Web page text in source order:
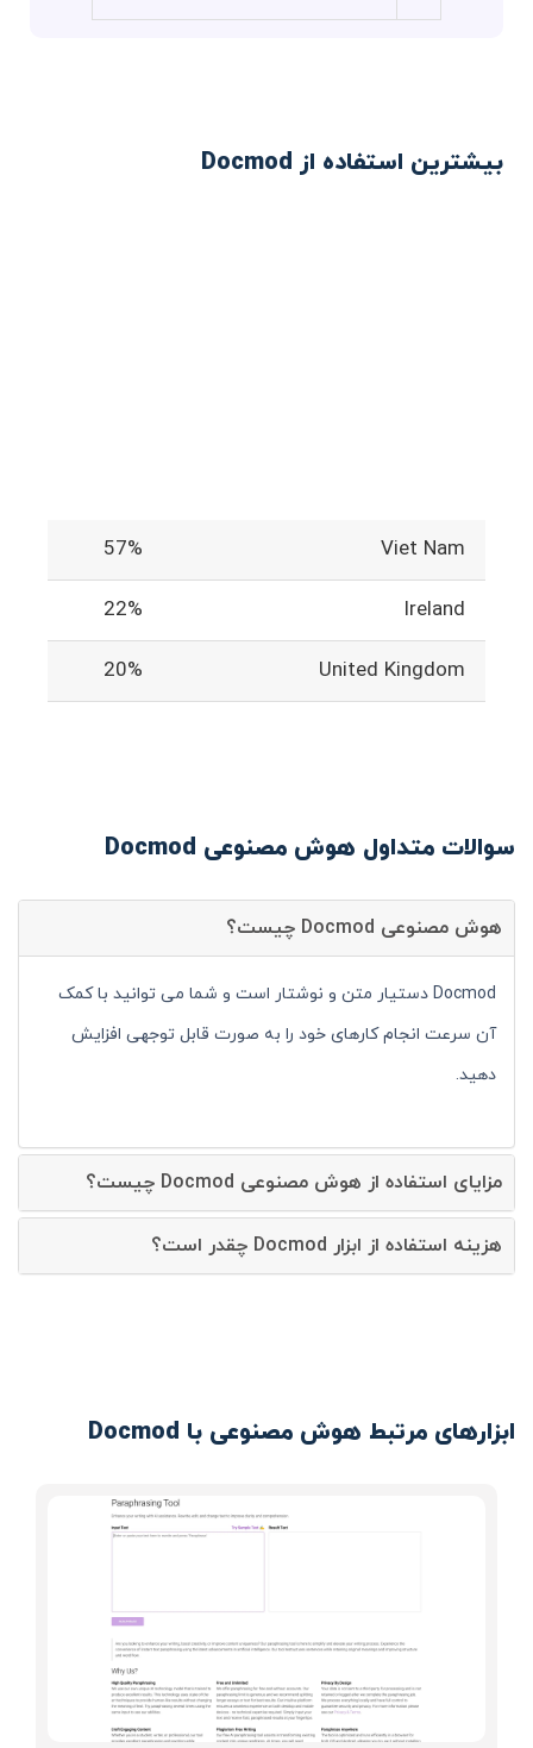
بیشترین استفاده از Docmod
Viet Nam
57%
Ireland
22%
United Kingdom
20%
سوالات متداول هوش مصنوعی Docmod
هوش مصنوعی Docmod چیست؟
Docmod دستیار متن و نوشتار است و شما می توانید با کمک
آن سرعت انجام کارهای خود را به صورت قابل توجهی افزایش
دهید.
مزایای استفاده از هوش مصنوعی Docmod چیست؟
هزینه استفاده از ابزار Docmod چقدر است؟
ابزارهای مرتبط هوش مصنوعی با Docmod